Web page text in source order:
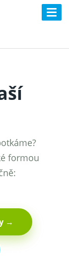
formou
→